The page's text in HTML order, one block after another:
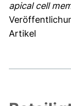
apical cell
Artikel